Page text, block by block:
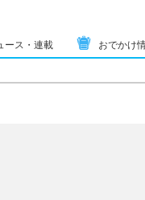
ース・連載 おでかけ